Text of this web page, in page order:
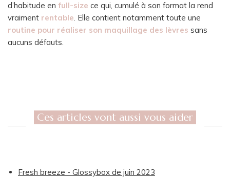
d’habitude en full-size ce qui, cumulé à son format la rend
vraiment rentable. Elle contient notamment toute une
routine pour réaliser son maquillage des lèvres sans
aucuns défauts.
Ces articles vont aussi vous aider
Fresh breeze - Glossybox de juin 2023